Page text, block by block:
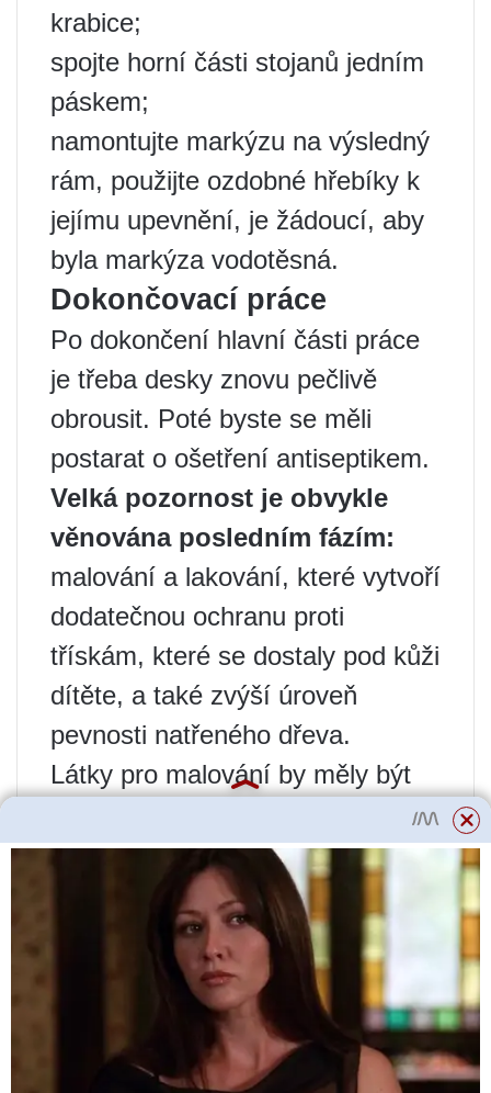
krabice;
spojte horní části stojanů jedním
páskem;
namontujte markýzu na výsledný
rám, použijte ozdobné hřebíky k
jejímu upevnění, je žádoucí, aby
byla markýza vodotěsná.
Dokončovací práce
Po dokončení hlavní části práce
je třeba desky znovu pečlivě
obrousit. Poté byste se měli
postarat o ošetření antiseptikem.
Velká pozornost je obvykle
věnována posledním fázím:
malování a lakování, které vytvoří
dodatečnou ochranu proti
třískám, které se dostaly pod kůži
dítěte, a také zvýší úroveň
pevnosti natřeného dřeva.
Látky pro malování by měly být
protože tělo dětí je náchylnější k
vnějším faktorům a většina barev
je velmi toxická a dlouho schne.
Chcete-li vybrat správný nátěr,
měli byste vzít v úvahu několik
důležitých nuancí.